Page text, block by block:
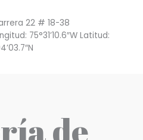
22 # 18-38
75°31’10.6″W Latitud:
de